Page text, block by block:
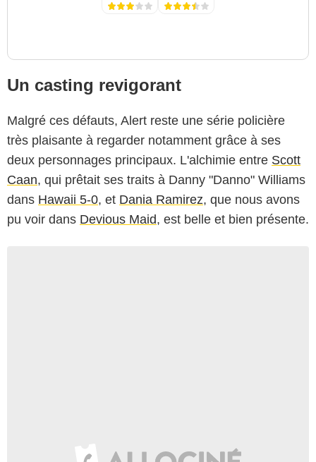
Un casting revigorant
Malgré ces défauts, Alert reste une série policière
très plaisante à regarder notamment grâce à ses
deux personnages principaux. L'alchimie entre Scott
Caan, qui prêtait ses traits à Danny "Danno" Williams
dans Hawaii 5-0, et Dania Ramirez, que nous avons
pu voir dans Devious Maid, est belle et bien présente.